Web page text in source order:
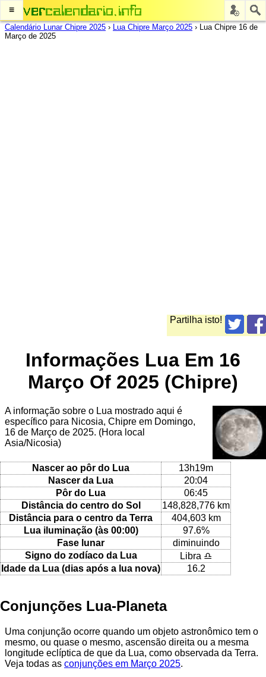
≡
Calendário Lunar Chipre 2025 › Lua Chipre Março 2025 › Lua Chipre 16 de
Março de 2025
Partilha isto!
Informações Lua Em 16
Março Of 2025 (Chipre)
A informação sobre o Lua mostrado aqui é
específico para Nicosia, Chipre em Domingo,
16 de Março de 2025. (Hora local
Asia/Nicosia)
Nascer ao pôr do Lua
13h19m
Nascer da Lua
20:04
Pôr do Lua
06:45
Distância do centro do Sol
148,828,776 km
Distância para o centro da Terra
404,603 km
Lua iluminação (às 00:00)
97.6%
Fase lunar
diminuindo
Signo do zodíaco da Lua
Libra ♎
Idade da Lua (dias após a lua nova)
16.2
Conjunções Lua-Planeta
Uma conjunção ocorre quando um objeto astronômico tem o
mesmo, ou quase o mesmo, ascensão direita ou a mesma
longitude eclíptica de que da Lua, como observada da Terra.
Veja todas as conjunções em Março 2025.